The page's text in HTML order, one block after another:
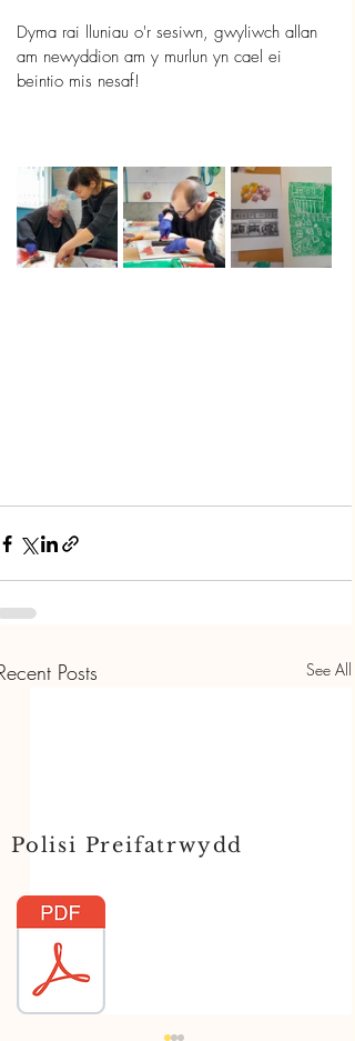
Dyma rai lluniau o'r sesiwn, gwyliwch allan
am newyddion am y murlun yn cael ei
beintio mis nesaf!
Posts See All
Polisi Preifatrwydd